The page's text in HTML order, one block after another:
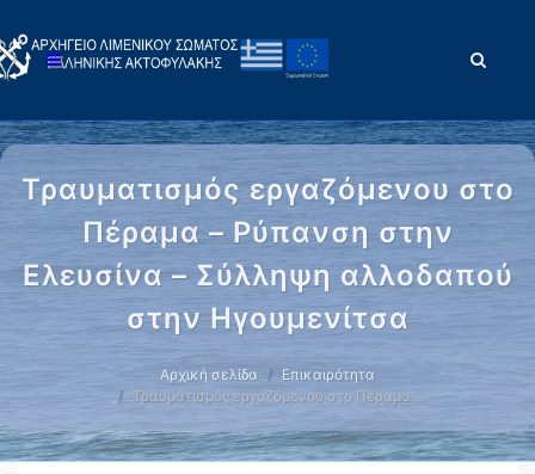
Τραυματισμός εργαζόμενου στο
Πέραμα – Ρύπανση στην
Ελευσίνα – Σύλληψη αλλοδαπού
στην Ηγουμενίτσα
Αρχική σελίδα
Επικαιρότητα
Τραυματισμός εργαζόμενου στο Πέραμα …